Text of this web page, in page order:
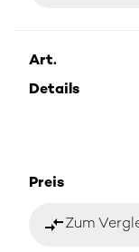
Art.
Details
Preis
compare_arrowsZum